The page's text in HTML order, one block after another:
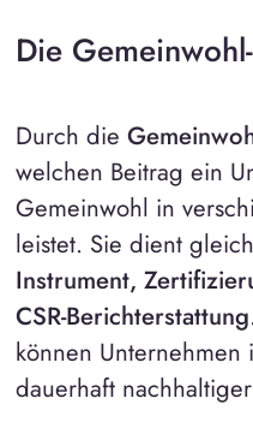
Die
Durch die
welchen Beitrag ein
Gemeinwohl in
leistet. Sie dient
Instrument,
CSR-Berichterstattung
können Unternehmen
dauerhaft